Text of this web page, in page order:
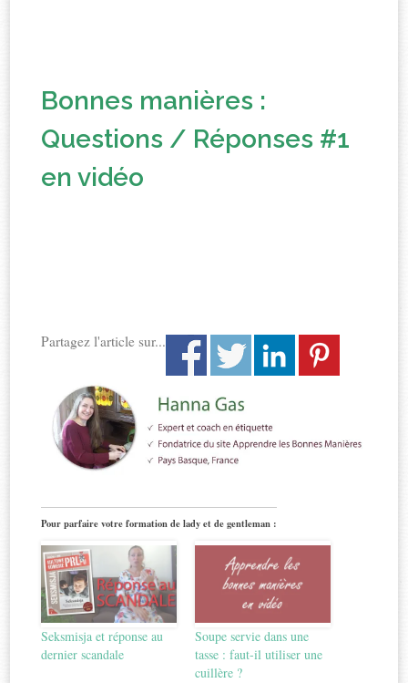
Bonnes manières :
Questions / Réponses #1
en vidéo
Partagez l'article sur...
Pour parfaire votre formation de lady et de gentleman :
Seksmisja et réponse au
dernier scandale
Soupe servie dans une
tasse : faut-il utiliser une
cuillère ?